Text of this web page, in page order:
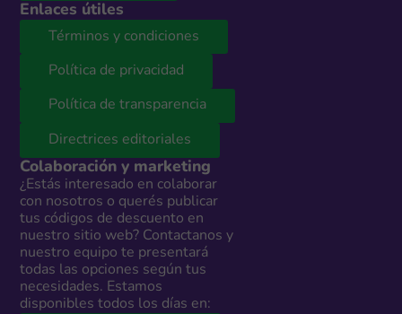
Enlaces útiles
Términos y condiciones
Política de privacidad
Política de transparencia
Directrices editoriales
Colaboración y marketing
¿Estás interesado en colaborar
con nosotros o querés publicar
tus códigos de descuento en
nuestro sitio web? Contactanos y
nuestro equipo te presentará
todas las opciones según tus
necesidades. Estamos
disponibles todos los días en: